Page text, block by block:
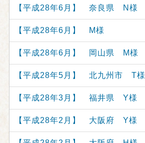
【平成28年6月】 奈良県 N様
【平成28年6月】 M様
【平成28年6月】 岡山県 M様
【平成28年5月】 北九州市 T様
【平成28年3月】 福井県 Y様
【平成28年2月】 大阪府 Y様